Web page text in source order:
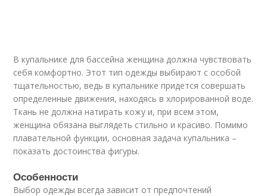
В купальнике для бассейна женщина должна чувствовать
себя комфортно. Этот тип одежды выбирают с особой
тщательностью, ведь в купальнике придется совершать
определенные движения, находясь в хлорированной воде.
Ткань не должна натирать кожу и, при всем этом,
женщина обязана выглядеть стильно и красиво. Помимо
плавательной функции, основная задача купальника –
показать достоинства фигуры.
Особенности
Выбор одежды всегда зависит от предпочтений